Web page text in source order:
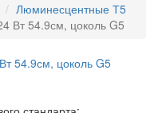
Люминесцентные Т5
Вт 54.9см, цоколь G5